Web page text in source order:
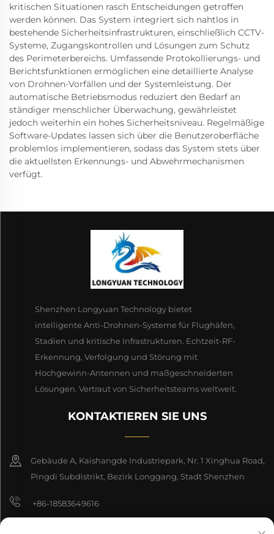
kritischen Situationen rasch Entscheidungen getroffen
werden können. Das System integriert sich nahtlos in
bestehende Sicherheitsinfrastrukturen, einschließlich CCTV-
Systeme, Zugangskontrollen und Lösungen zum Schutz
des Perimeterbereichs. Umfassende Protokollierungs- und
Berichtsfunktionen ermöglichen eine detaillierte Analyse
von Drohnen-Vorfällen und der Systemleistung. Der
automatische Betriebsmodus reduziert den Bedarf an
ständiger menschlicher Überwachung, gewährleistet
jedoch weiterhin ein hohes Sicherheitsniveau. Regelmäßige
Software-Updates lassen sich über die Benutzeroberfläche
problemlos implementieren, sodass das System stets über
die aktuellsten Erkennungs- und Abwehrmechanismen
verfügt.
Shenzhen Longyuan Technology bietet
intelligente Anti-Drohnen-Systeme für Flughäfen,
Stadien und kritische Infrastrukturen. Echtzeit-RF-
Erkennung, Verfolgung und Störung mit
Hochgewinn-Antennen und maßgeschneiderten
Lösungen. Vertraut von Sicherheitsteams weltweit.
KONTAKTIEREN SIE UNS
Gebäude A, Kaishangde Industriepark, Nr. 1 Xinghua Road,
Pingdi Subdistrikt, Bezirk Longgang, Stadt Shenzhen
+86-18583649616